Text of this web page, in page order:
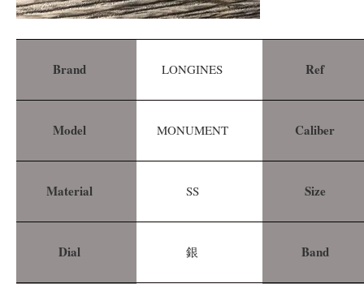
Brand LONGINES Ref
Model MONUMENT Caliber
Material SS Size
Dial 銀 Band